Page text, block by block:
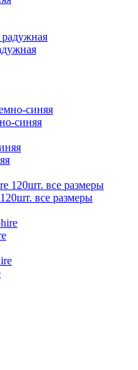
синяя
все размеры